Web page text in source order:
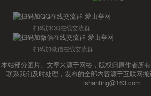
扫码加QQ在线交流群
扫码加微信在线交流群
本站部分图片、文章来源于网络，版权归原作者所
联系我们及时处理，发布的全部内容源于互联网搬
ishanting@163.com